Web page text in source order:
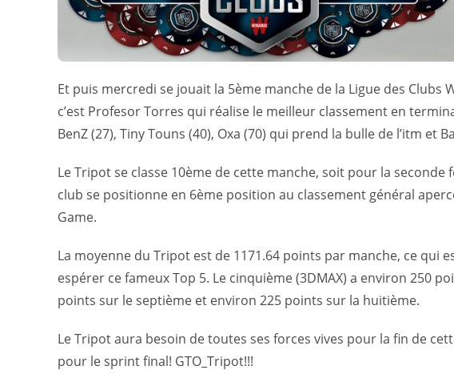
Et puis mercredi se jouait la 5ème manche de la Ligue des
c’est Profesor Torres qui réalise le meilleur classement en
BenZ (27), Tiny Touns (40), Oxa (70) qui prend la bulle de l’itm et
Le Tripot se classe 10ème de cette manche, soit pour la
club se positionne en 6ème position au classement général
Game.
La moyenne du Tripot est de 1171.64 points par manche, ce qui
espérer ce fameux Top 5. Le cinquième (3DMAX) a environ 250
points sur le septième et environ 225 points sur la huitième.
Le Tripot aura besoin de toutes ses forces vives pour la fin de
pour le sprint final! GTO_Tripot!!!